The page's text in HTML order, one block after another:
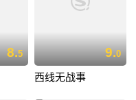
8.5 9.0
西线无战事